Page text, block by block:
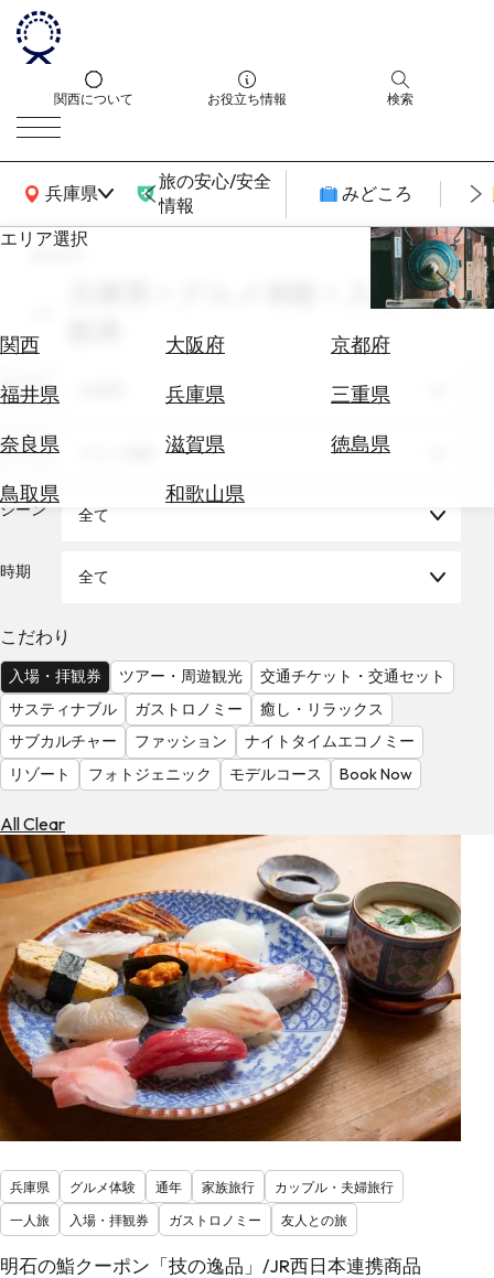
関西について お役立ち情報 検索
兵庫県
関西広域MAP
旅の安心/安全
情報
みどころ
エリア選択
関西 大阪府
京都府
福井県
兵庫県
三重県
奈良県
滋賀県
徳島県
鳥取県
和歌山県
エ
券
テ
を
る
気
を
見
る
search
兵庫県 × グルメ体験 × 入場・拝
エリア
テーマ
シーン 全て
時期 全て
こだわり
入場・拝観券 ツアー・周遊観光
交通チケット・交通セット
サスティナブル
ガストロノミー
癒し・リラックス
サブカルチャー
ファッション
ナイトタイムエコノミー
リゾート
フォトジェニック モデルコース Book Now
All Clear
兵庫県 グルメ体験 通年 家族旅行
カップル・夫婦旅行
一人旅
入場・拝観券 ガストロノミー 友人との旅
明石の鮨クーポン「技の逸品」/JR西日本連携商品